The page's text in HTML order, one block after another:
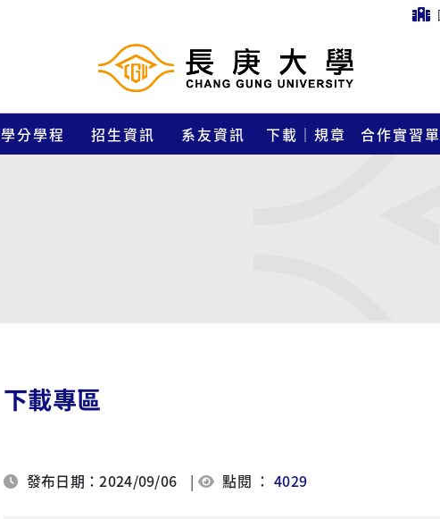
學分學程 招生資訊 系友資訊 下載｜規章 合作實習
下載專區
發布日期：2024/09/06 | 點閱 ：4029